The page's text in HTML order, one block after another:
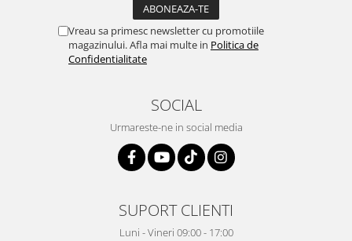
Cosmetice si produse ingrijire
personala
Igiena dentara
Jucarii, Copii & Bebe
Accesorii animale de companie
Vreau sa primesc newsletter cu promotiile
magazinului. Afla mai multe in Politica de
Confidentialitate
SOCIAL
Urmareste-ne in social media
SUPORT CLIENTI
Luni - Vineri 09:00 - 17:00